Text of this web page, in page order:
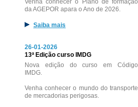
Venha conhecer o Plano de formação
da AGEPOR apara o Ano de 2026.
Saiba mais
26-01-2026
13ª Edição curso IMDG
Nova edição do curso em Código
IMDG.
Venha conhecer o mundo do transporte
de mercadorias perigosas.